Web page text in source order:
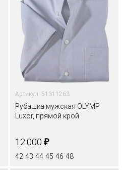
Артикул: 51311263
Рубашка мужская OLYMP
Luxor, прямой крой
12.000 ₽
42 43 44 45 46 48